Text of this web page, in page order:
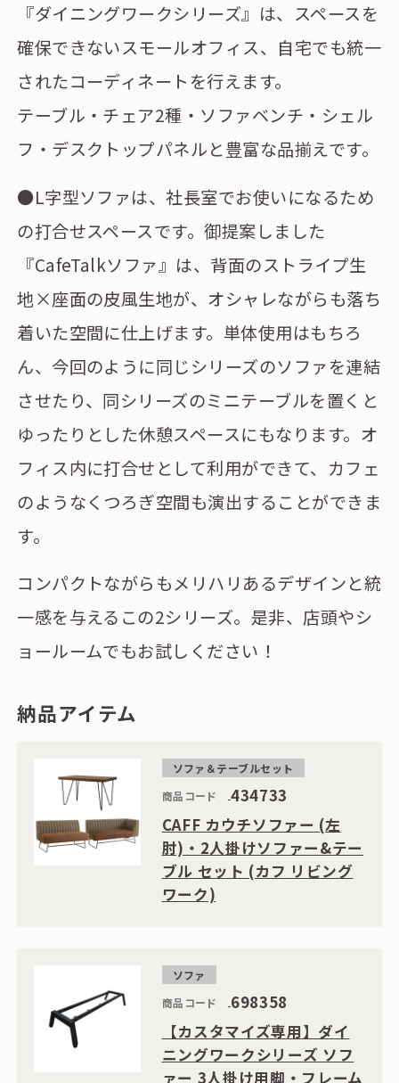
『ダイニングワークシリーズ』は、スペースを
確保できないスモールオフィス、自宅でも統一
されたコーディネートを行えます。
テーブル・チェア2種・ソファベンチ・シェル
フ・デスクトップパネルと豊富な品揃えです。
●L字型ソファは、社長室でお使いになるため
の打合せスペースです。御提案しました
『CafeTalkソファ』は、背面のストライプ生
地×座面の皮風生地が、オシャレながらも落ち
着いた空間に仕上げます。単体使用はもちろ
ん、今回のように同じシリーズのソファを連結
させたり、同シリーズのミニテーブルを置くと
ゆったりとした休憩スペースにもなります。オ
フィス内に打合せとして利用ができて、カフェ
のようなくつろぎ空間も演出することができま
す。
コンパクトながらもメリハリあるデザインと統
一感を与えるこの2シリーズ。是非、店頭やシ
ョールームでもお試しください！
納品アイテム
ソファ＆テーブルセット
商品コード
434733
CAFF カウチソファー (左
肘)・2人掛けソファー&テー
ブル セット (カフ リビング
ワーク)
ソファ
商品コード
698358
【カスタマイズ専用】ダイ
ニングワークシリーズ ソフ
ァー 3人掛け用脚・フレーム